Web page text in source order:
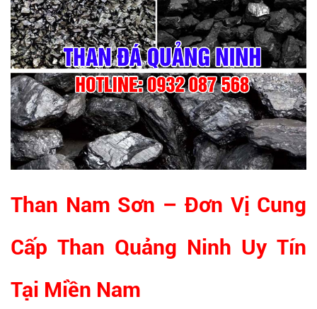
Than Nam Sơn – Đơn Vị Cung
Cấp Than Quảng Ninh Uy Tín
Tại Miền Nam